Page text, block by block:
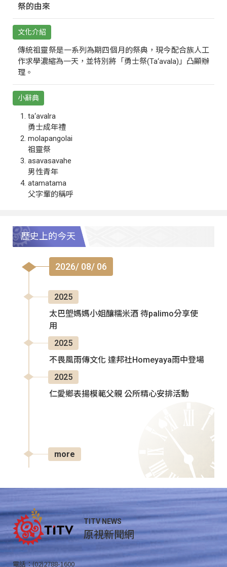
祭的由來
文化介紹
傳統祖靈祭是一系列為期四個月的祭典，現今配合族人工
作求學濃縮為一天，並特別將「勇士祭(Ta‘avala)」凸顯辦
理。
小辭典
ta‘avalra
勇士成年禮
molapangolai
祖靈祭
asavasavahe
男性青年
atamatama
父字輩的稱呼
歷史上的今天
2026/ 08/ 06
2025
太巴塱媽媽小姐釀糯米酒 待palimo分享使
用
2025
不畏風雨傳文化 達邦社Homeyaya雨中登場
2025
仁愛鄉表揚模範父親 公所精心安排活動
more
TITV NEWS
原視新聞網
電話：(02)2788-1600